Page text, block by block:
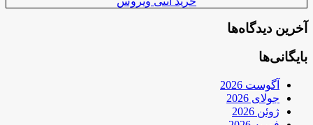
آخرین دیدگاه‌ها
بایگانی‌ها
آگوست 2026
جولای 2026
ژوئن 2026